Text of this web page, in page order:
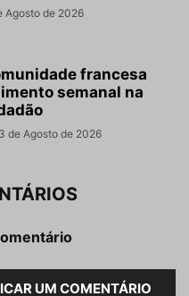
Agosto de 2026
francesa
semanal na
3 de Agosto de 2026
UM COMENTÁRIO